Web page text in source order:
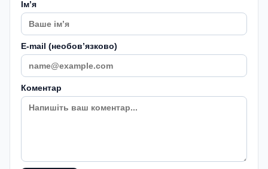
Імʼя
E-mail (необовʼязково)
Коментар